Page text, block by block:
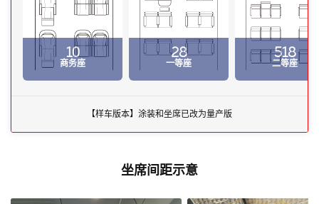
10
商务座
28
一等座
518
二等座
【样车版本】涂装和坐席已改为量产版
坐席间距示意